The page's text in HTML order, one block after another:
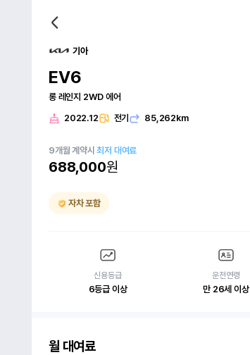
기아
EV6
롱 레인지 2WD 에어
2022.12 전기 85,262km
9개월 계약시최저 대여료
688,000원
자차 포함
신용등급
6등급 이상
운전연령
만 26세 이상
월 대여료